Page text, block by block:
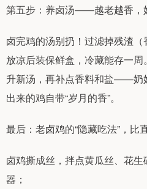
第五步：养卤汤——越老越香，
卤完鸡的汤别扔！过滤掉残渣（
放凉后装保鲜盒，冷藏能存一
升新汤，再补点香料和盐——奶
出来的鸡自带“岁月的香”。
最后：老卤鸡的“隐藏吃法”，比
卤鸡撕成丝，拌点黄瓜丝、花
器；